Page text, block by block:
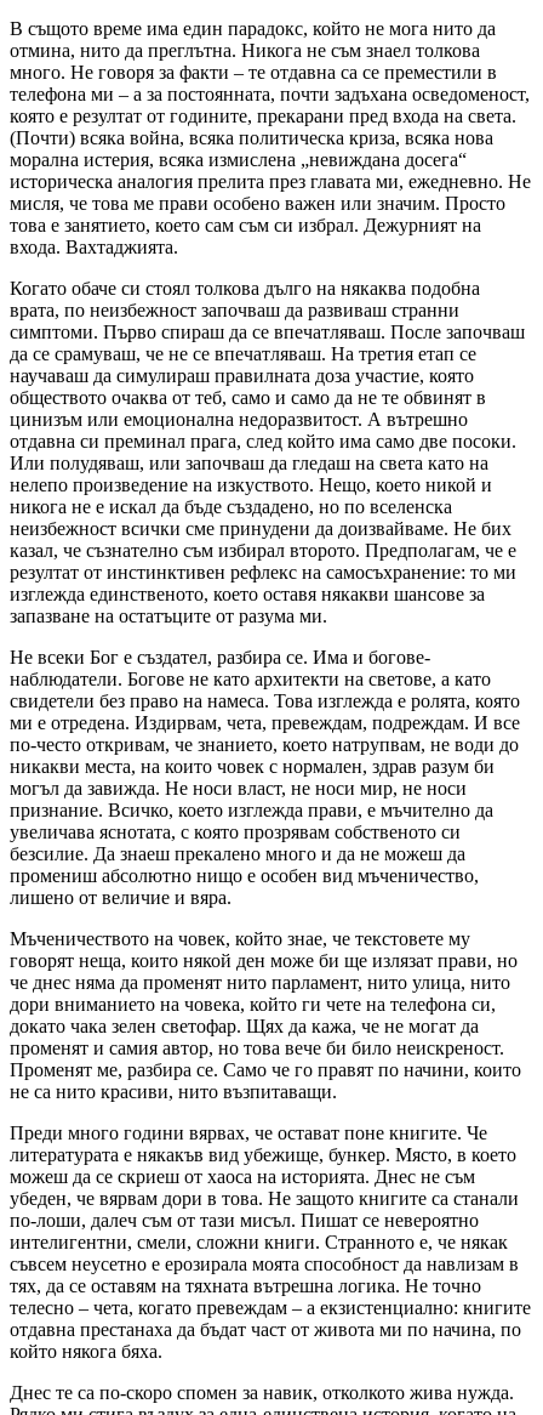
В същото време има един парадокс, който не мога нито да
отмина, нито да преглътна. Никога не съм знаел толкова
много. Не говоря за факти – те отдавна са се преместили в
телефона ми – а за постоянната, почти задъхана осведоменост,
която е резултат от годините, прекарани пред входа на света.
(Почти) всяка война, всяка политическа криза, всяка нова
морална истерия, всяка измислена „невиждана досега“
историческа аналогия прелита през главата ми, ежедневно. Не
мисля, че това ме прави особено важен или значим. Просто
това е занятието, което сам съм си избрал. Дежурният на
входа. Вахтаджията.
Когато обаче си стоял толкова дълго на някаква подобна
врата, по неизбежност започваш да развиваш странни
симптоми. Първо спираш да се впечатляваш. После започваш
да се срамуваш, че не се впечатляваш. На третия етап се
научаваш да симулираш правилната доза участие, която
обществото очаква от теб, само и само да не те обвинят в
цинизъм или емоционална недоразвитост. А вътрешно
отдавна си преминал прага, след който има само две посоки.
Или полудяваш, или започваш да гледаш на света като на
нелепо произведение на изкуството. Нещо, което никой и
никога не е искал да бъде създадено, но по вселенска
неизбежност всички сме принудени да доизвайваме. Не бих
казал, че съзнателно съм избирал второто. Предполагам, че е
резултат от инстинктивен рефлекс на самосъхранение: то ми
изглежда единственото, което оставя някакви шансове за
запазване на остатъците от разума ми.
Не всеки Бог е създател, разбира се. Има и богове-
наблюдатели. Богове не като архитекти на светове, а като
свидетели без право на намеса. Това изглежда е ролята, която
ми е отредена. Издирвам, чета, превеждам, подреждам. И все
по-често откривам, че знанието, което натрупвам, не води до
никакви места, на които човек с нормален, здрав разум би
могъл да завижда. Не носи власт, не носи мир, не носи
признание. Всичко, което изглежда прави, е мъчително да
увеличава яснотата, с която прозрявам собственото си
безсилие. Да знаеш прекалено много и да не можеш да
промениш абсолютно нищо е особен вид мъченичество,
лишено от величие и вяра.
Мъченичеството на човек, който знае, че текстовете му
говорят неща, които някой ден може би ще излязат прави, но
че днес няма да променят нито парламент, нито улица, нито
дори вниманието на човека, който ги чете на телефона си,
докато чака зелен светофар. Щях да кажа, че не могат да
променят и самия автор, но това вече би било неискреност.
Променят ме, разбира се. Само че го правят по начини, които
не са нито красиви, нито възпитаващи.
Преди много години вярвах, че остават поне книгите. Че
литературата е някакъв вид убежище, бункер. Място, в което
можеш да се скриеш от хаоса на историята. Днес не съм
убеден, че вярвам дори в това. Не защото книгите са станали
по-лоши, далеч съм от тази мисъл. Пишат се невероятно
интелигентни, смели, сложни книги. Странното е, че някак
съвсем неусетно е ерозирала моята способност да навлизам в
тях, да се оставям на тяхната вътрешна логика. Не точно
телесно – чета, когато превеждам – а екзистенциално: книгите
отдавна престанаха да бъдат част от живота ми по начина, по
който някога бяха.
Днес те са по-скоро спомен за навик, отколкото жива нужда.